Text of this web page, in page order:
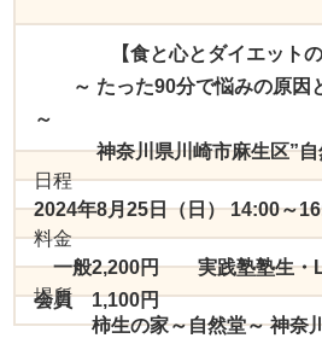
【食と心とダイエットのお
～ たった90分で悩みの原因
～
神奈川県川崎市麻生区”自然
日程
2024年8月25日（日） 14:00～
料金
一般2,200円 実践塾塾生・
会員 1,100円
場所
柿生の家～自然堂～ 神奈川